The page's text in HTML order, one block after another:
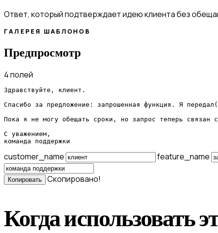
Ответ, который подтверждает идею клиента без
ГАЛЕРЕЯ ШАБЛОНОВ
Предпросмотр
4 полей
Здравствуйте, клиент.
Спасибо за предложение: запрошенная функция. Я
Пока я не могу обещать сроки, но запрос теперь связан
С уважением,
команда поддержки
customer_name feature_name
Копировать Скопировано!
Когда использовать